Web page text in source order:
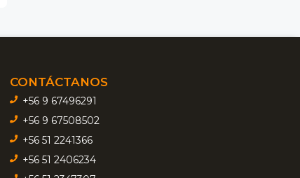
CONTÁCTANOS
+56 9 67496291
+56 9 67508502
+56 51 2241366
+56 51 2406234